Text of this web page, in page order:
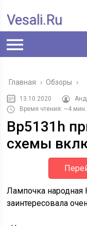
Vesali.ru
Главная › Обзоры ›
13.10.2020
Время чтения: ~4 мин.
Bp5131h
схемы
Лампочка
заинтересовала